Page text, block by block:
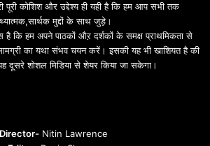
पूरी कोशिश और उद्देश्य ही यही है कि हम आप सभी तक
मुद्दों के साथ जुड़े।
है कि हम अपने पाठकों औऱ दर्शकों के समक्ष प्राथमिकता से
का यथा संभव चयन करें। इसकी यह भी खाशियत है की
दूसरे शोशल मिडिया से शेयर किया जा सकेगा।
Director-Nitin Lawrence